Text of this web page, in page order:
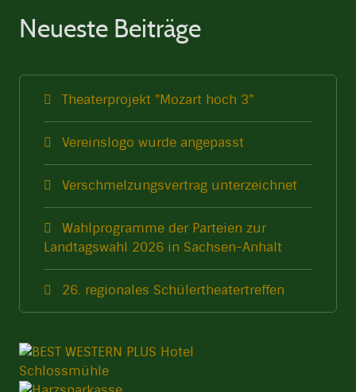
Neueste Beiträge
Theaterprojekt "Mozart hoch 3"
Vereinslogo wurde angepasst
Verschmelzungsvertrag unterzeichnet
Wahlprogramme der Parteien zur
Landtagswahl 2026 in Sachsen-Anhalt
26. regionales Schülertheatertreffen